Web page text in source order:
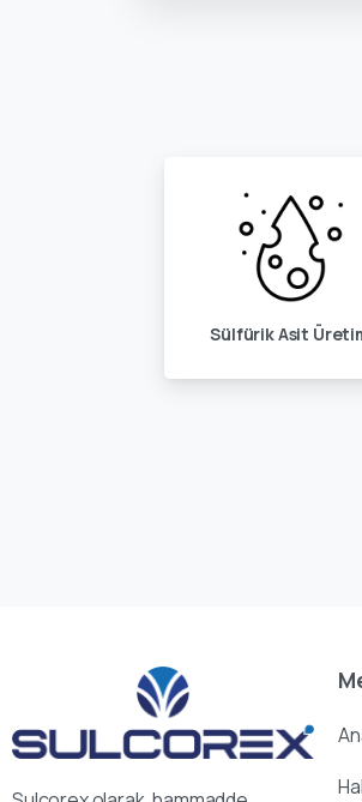
Sülfürik Asit